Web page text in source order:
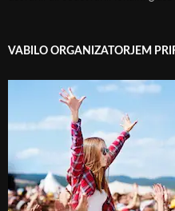
VABILO ORGANIZATORJEM